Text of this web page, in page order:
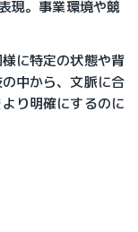
現。事業環境や競
に特定の状態や背
中から、文脈に合
り明確にするのに